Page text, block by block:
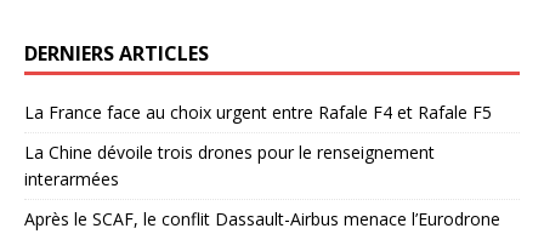
DERNIERS ARTICLES
La France face au choix urgent entre Rafale F4 et Rafale F5
La Chine dévoile trois drones pour le renseignement
interarmées
Après le SCAF, le conflit Dassault-Airbus menace l’Eurodrone